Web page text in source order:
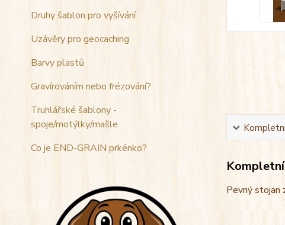
Druhy šablon pro vyšívání
Uzávěry pro geocaching
Barvy plastů
Gravírováním nebo frézování?
Truhlářské šablony -
spoje/motýlky/mašle
Co je END-GRAIN prkénko?
Pevný stojan